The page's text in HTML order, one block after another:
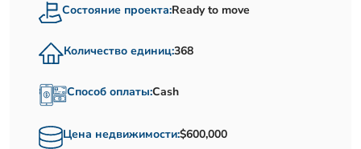
Состояние проекта:Ready to move
Количество единиц:368
Способ оплаты:Cash
Цена недвижимости:$600,000